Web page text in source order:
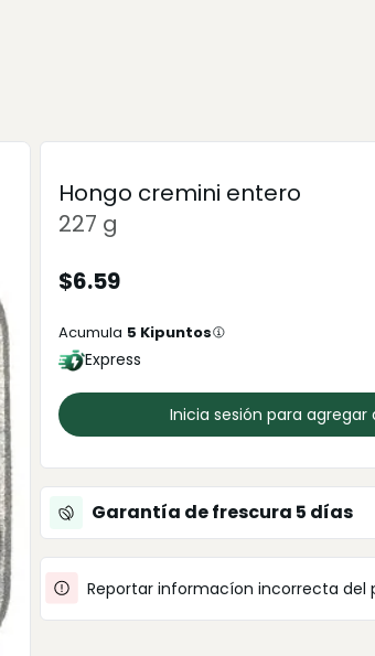
Hongo cremini entero
227 g
$6.59
Acumula 5 Kipuntos
Express
Inicia sesión para agregar
Garantía de frescura 5 días
Reportar informacíon incorrecta del